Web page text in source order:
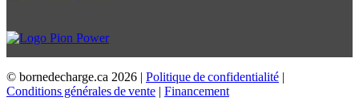
© bornedecharge.ca 2026 | Politique de confidentialité |
Conditions générales de vente | Financement